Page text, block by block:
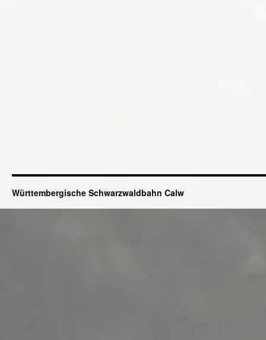
Württembergische Schwarzwaldbahn Calw